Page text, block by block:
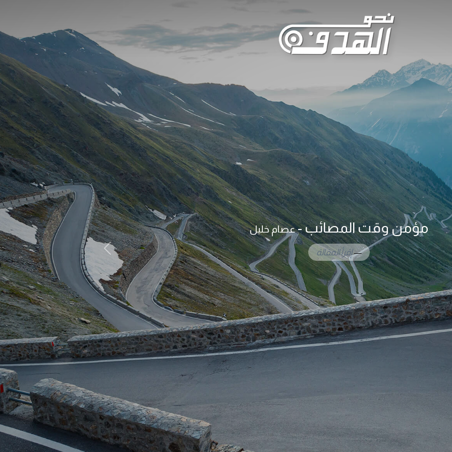
مؤمن وقت المصائب -عصام خليل
إقرأ المقالة Previous